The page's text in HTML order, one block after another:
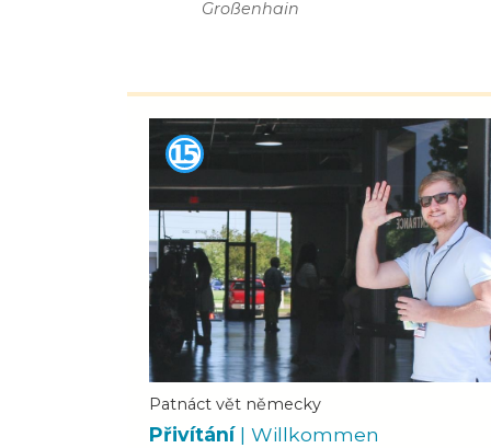
Großenhain
Patnáct vět německy
Přivítání | Willkommen